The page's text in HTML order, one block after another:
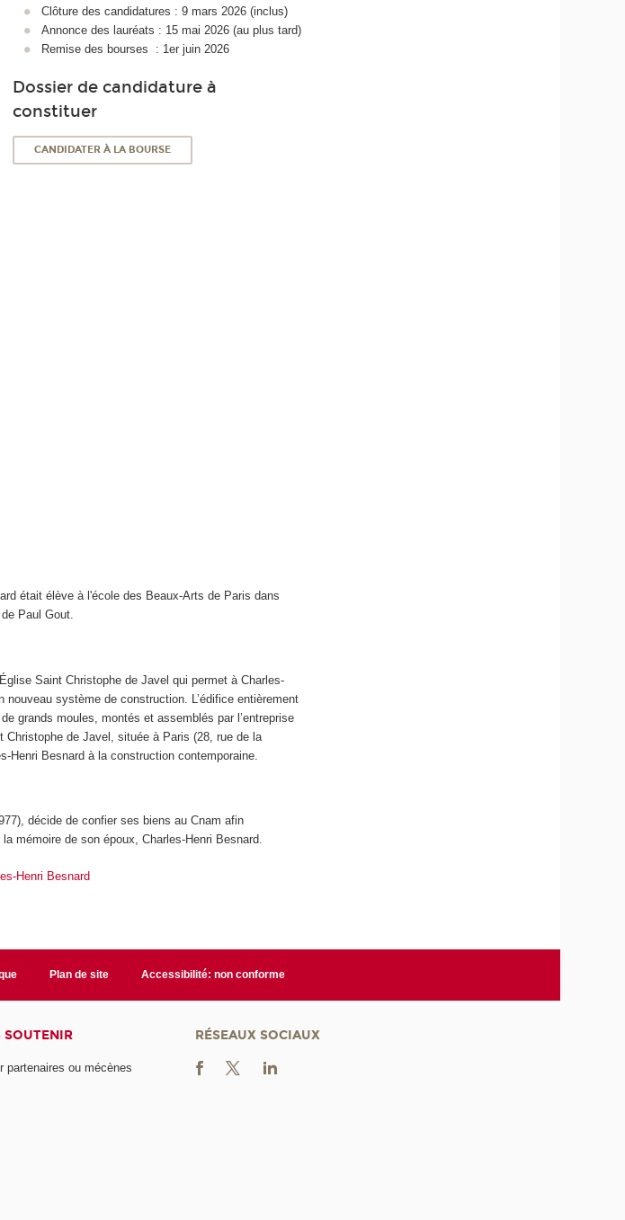
Clôture des candidatures : 9 mars 2026 (inclus)
Annonce des lauréats : 15 mai 2026 (au plus tard)
Remise des bourses : 1er juin 2026
Dossier de candidature à
constituer
CANDIDATER À LA BOURSE
était élève à l'école des Beaux-Arts de Paris dans
Paul Gout.
Saint Christophe de Javel qui permet à Charles-
système de construction. L’édifice entièrement
grands moules, montés et assemblés par l’entreprise
Christophe de Javel, située à Paris (28, rue de la
Henri Besnard à la construction contemporaine.
décide de confier ses biens au Cnam afin
mémoire de son époux, Charles-Henri Besnard.
Henri Besnard
Plan de site Accessibilité: non conforme
SOUTENIR
partenaires ou mécènes
RÉSEAUX SOCIAUX